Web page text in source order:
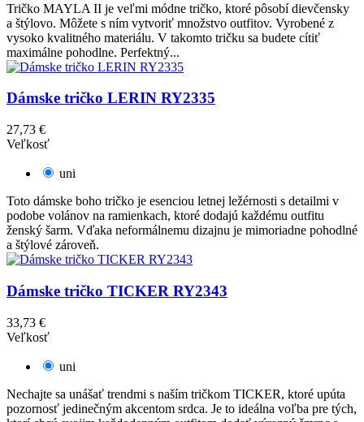
Tričko MAYLA II je veľmi módne tričko, ktoré pôsobí dievčensky
a štýlovo. Môžete s ním vytvoriť množstvo outfitov. Vyrobené z
vysoko kvalitného materiálu. V takomto tričku sa budete cítiť
maximálne pohodlne. Perfektný...
Dámske tričko LERIN RY2335
27,73 €
Veľkosť
uni
Toto dámske boho tričko je esenciou letnej ležérnosti s detailmi v
podobe volánov na ramienkach, ktoré dodajú každému outfitu
ženský šarm. Vďaka neformálnemu dizajnu je mimoriadne pohodlné
a štýlové zároveň.
Dámske tričko TICKER RY2343
33,73 €
Veľkosť
uni
Nechajte sa unášať trendmi s naším tričkom TICKER, ktoré upúta
pozornosť jedinečným akcentom srdca. Je to ideálna voľba pre tých,